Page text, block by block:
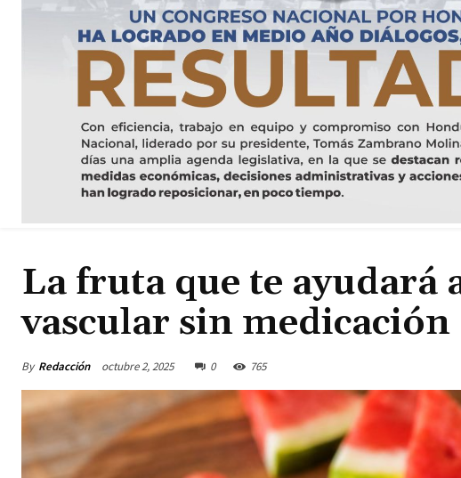
La fruta que te ayudará
vascular sin medicación
By Redacción octubre 2, 2025 0 765